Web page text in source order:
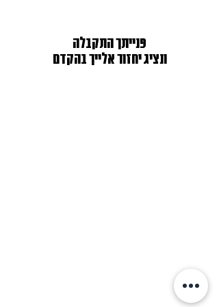
פנייתך התקבלה
ונציג יחזור אלייך בהקדם